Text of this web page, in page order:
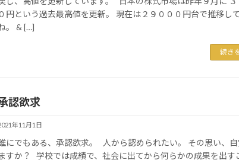
０円という過去最高値を更新。 現在は２９０００円台で推移し
。 & […]
続き
認欲求
年11月1日
にでもある、承認欲求。 人から認められたい。 その思い、自
すか？ 学校では成績で、社会に出てから何らかの成果を出す